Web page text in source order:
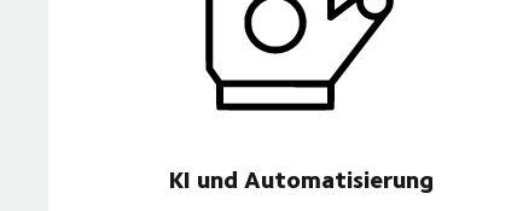
KI und Automatisierung